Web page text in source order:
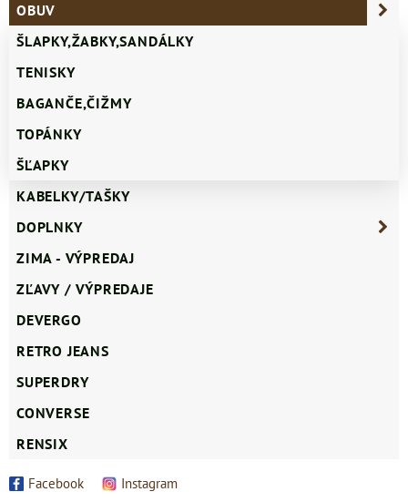
OBUV
ŠLAPKY,ŽABKY,SANDÁLKY
TENISKY
BAGANČE,ČIŽMY
TOPÁNKY
ŠĽAPKY
KABELKY/TAŠKY
DOPLNKY
ZIMA - VÝPREDAJ
ZĽAVY / VÝPREDAJE
DEVERGO
RETRO JEANS
SUPERDRY
CONVERSE
RENSIX
Facebook Instagram